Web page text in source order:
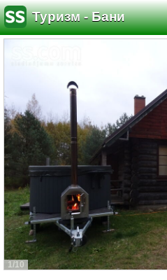
Туризм - Бани
1/10